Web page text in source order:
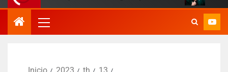
Inicio 2023 th
13